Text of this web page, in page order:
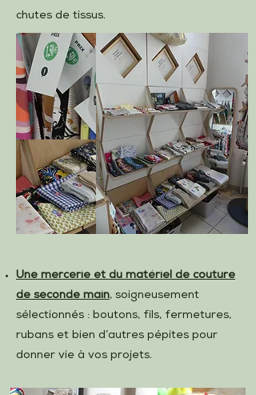
chutes de tissus.
Une mercerie et du matériel de couture
de seconde main, soigneusement
sélectionnés : boutons, fils, fermetures,
rubans et bien d’autres pépites pour
donner vie à vos projets.